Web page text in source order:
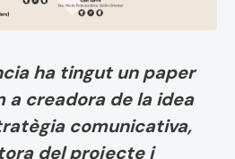
ha tingut un paper
a creadora de la idea
comunicativa,
del projecte i